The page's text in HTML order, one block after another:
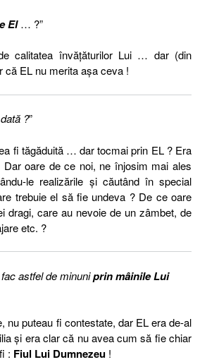
El… ?”
calitatea învăţăturilor Lui … dar (din
că EL nu merita aşa ceva !
?”
fi tăgăduită … dar tocmai prin EL ? Era
oare de ce noi, ne înjosim mai ales
le realizările şi căutând în special
trebuie el să fie undeva ? De ce oare
dragi, care au nevoie de un zâmbet, de
etc. ?
astfel de minuniprin mâinile Lui
nu puteau fi contestate, dar EL era de-al
şi era clar că nu avea cum să fie chiar
: Fiul Lui Dumnezeu !